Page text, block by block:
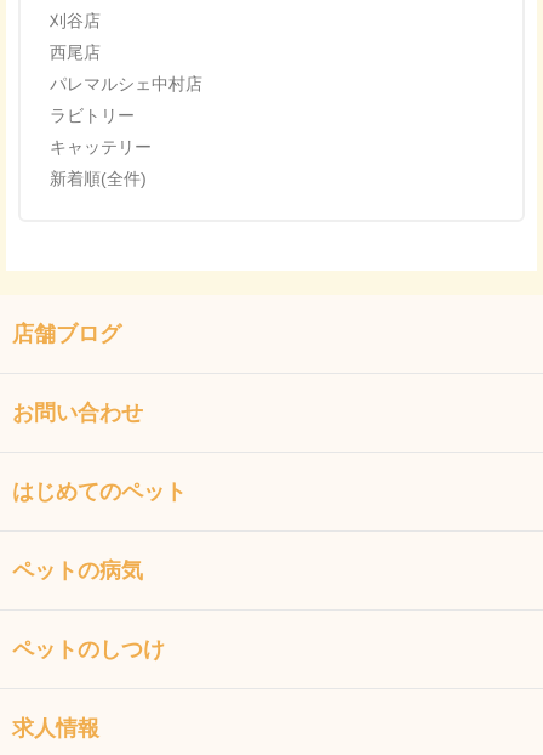
刈谷店
西尾店
パレマルシェ中村店
ラビトリー
キャッテリー
新着順(全件)
店舗ブログ
お問い合わせ
はじめてのペット
ペットの病気
ペットのしつけ
求人情報